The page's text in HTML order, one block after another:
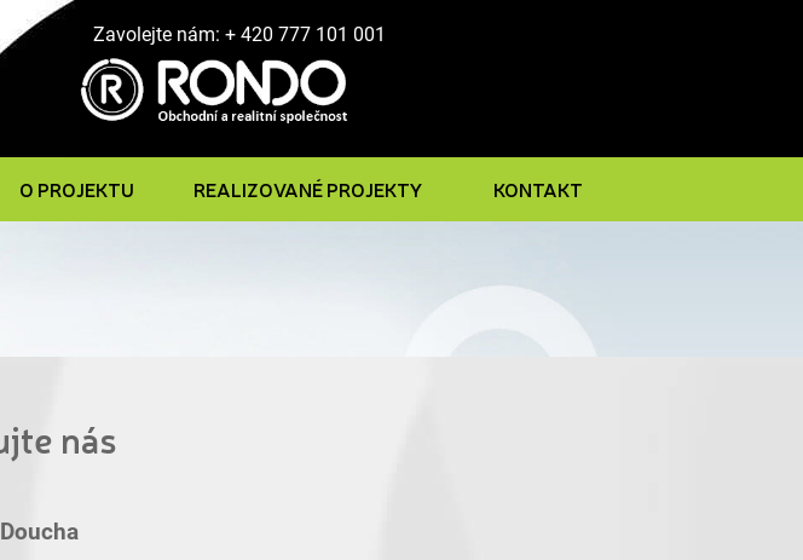
Zavolejte nám: + 420 777 101 001
O PROJEKTU REALIZOVANÉ PROJEKTY KONTAKT
nás